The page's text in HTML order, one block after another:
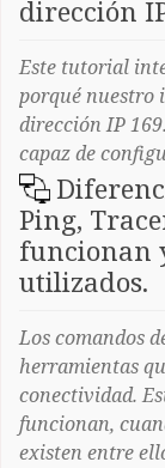
dirección
Este tutorial
porqué nuestro
dirección IP
capaz de
Ping,
funcionan
utilizados.
Los comandos
herramientas
conectividad.
funcionan,
existen entre